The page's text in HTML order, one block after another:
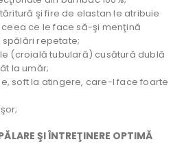
şi fire de elastan le atribuie
ce le face să-şi menţină
repetate;
(croială tubulară) cusătură dublă
la umăr;
soft la atingere, care-l face foarte
ŞI ÎNTREŢINERE OPTIMĂ